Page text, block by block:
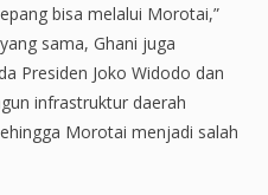
bisa melalui Morotai,”
sama, Ghani juga
Presiden Joko Widodo dan
infrastruktur daerah
Morotai menjadi salah